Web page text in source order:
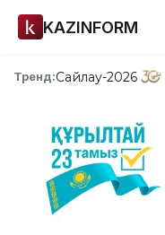
KAZINFORM
Тренд:Сайлау-2026